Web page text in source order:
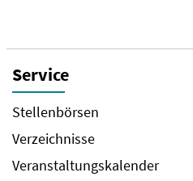
Service
Stellenbörsen
Verzeichnisse
Veranstaltungskalender